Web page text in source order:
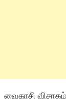
வைகாசி